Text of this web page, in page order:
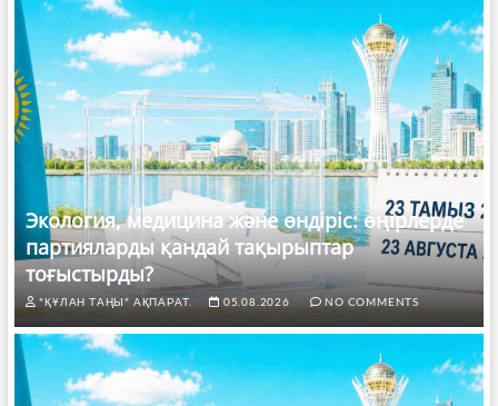
Экология, медицина және өндіріс: өңірлерде
партияларды қандай тақырыптар
тоғыстырды?
"ҚҰЛАН ТАҢЫ" АҚПАРАТ. 05.08.2026 NO COMMENTS